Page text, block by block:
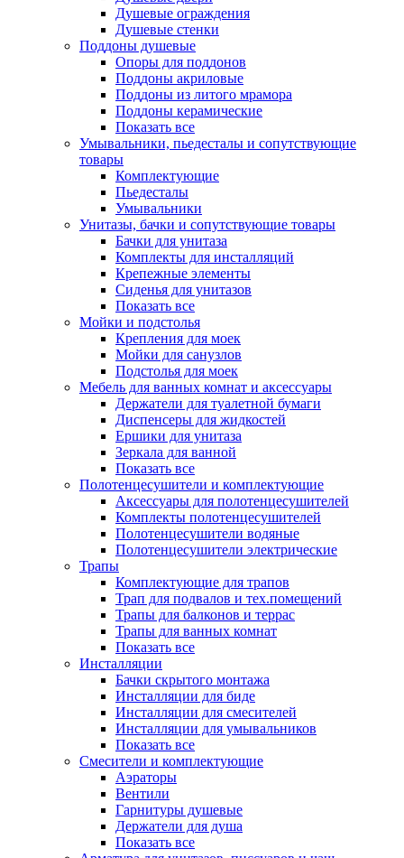
Душевые ограждения
Душевые стенки
Поддоны душевые
Опоры для поддонов
Поддоны акриловые
Поддоны из литого мрамора
Поддоны керамические
Показать все
Умывальники, пьедесталы и сопутствующие
товары
Комплектующие
Пьедесталы
Умывальники
Унитазы, бачки и сопутствующие товары
Бачки для унитаза
Комплекты для инсталляций
Крепежные элементы
Сиденья для унитазов
Показать все
Мойки и подстолья
Крепления для моек
Мойки для санузлов
Подстолья для моек
Мебель для ванных комнат и аксессуары
Держатели для туалетной бумаги
Диспенсеры для жидкостей
Ершики для унитаза
Зеркала для ванной
Показать все
Полотенцесушители и комплектующие
Аксессуары для полотенцесушителей
Комплекты полотенцесушителей
Полотенцесушители водяные
Полотенцесушители электрические
Трапы
Комплектующие для трапов
Трап для подвалов и тех.помещений
Трапы для балконов и террас
Трапы для ванных комнат
Показать все
Инсталляции
Бачки скрытого монтажа
Инсталляции для биде
Инсталляции для смесителей
Инсталляции для умывальников
Показать все
Смесители и комплектующие
Аэраторы
Вентили
Гарнитуры душевые
Держатели для душа
Показать все